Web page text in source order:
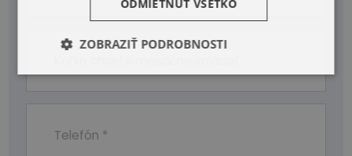
ODMIETNUŤ VŠETKO
ZOBRAZIŤ PODROBNOSTI